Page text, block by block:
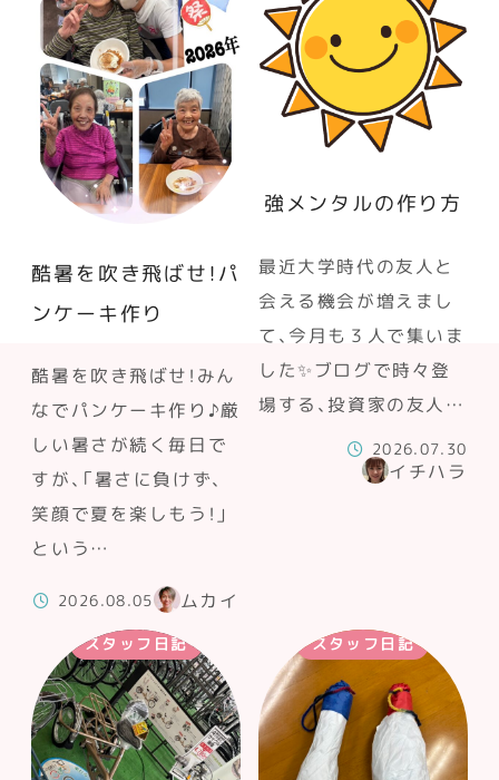
酷暑を吹き飛ばせ！パ
ンケーキ作り
酷暑を吹き飛ばせ！みん
なでパンケーキ作り♪厳
しい暑さが続く毎日で
すが、「暑さに負けず、
笑顔で夏を楽しもう！」
という…
2026.08.05 ムカイ
強メンタルの作り方
最近大学時代の友人と
会える機会が増えまし
て、今月も３人で集いま
した✨ブログで時々登
場する、投資家の友人…
2026.07.30
イチハラ
スタッフ日記 スタッフ日記